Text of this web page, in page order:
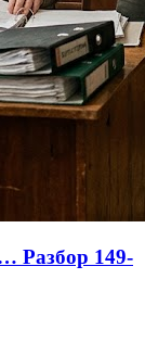
Разбор 149-